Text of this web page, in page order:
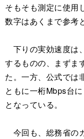
そもそも測定に使用
数字はあくまで参考
下りの実効速度は
するものの、まずま
た。一方、公式では
ともに一桁Mbps台
となっている。
今回も、総務省の